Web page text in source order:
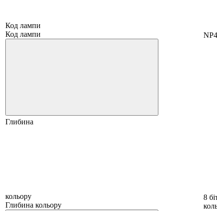
Код лампи
Код лампи
Глибина
кольору
Глибина кольору
8